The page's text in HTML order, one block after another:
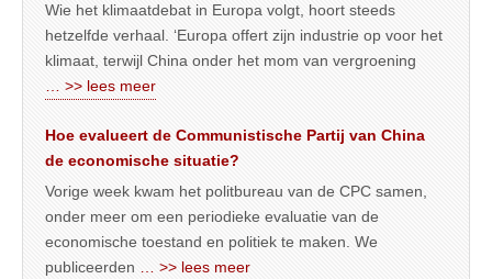
Wie het klimaatdebat in Europa volgt, hoort steeds
hetzelfde verhaal. ‘Europa offert zijn industrie op voor het
klimaat, terwijl China onder het mom van vergroening
… >> lees meer
Hoe evalueert de Communistische Partij van China
de economische situatie?
Vorige week kwam het politbureau van de CPC samen,
onder meer om een periodieke evaluatie van de
economische toestand en politiek te maken. We
publiceerden … >> lees meer